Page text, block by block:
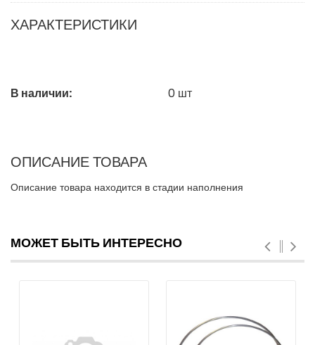
ХАРАКТЕРИСТИКИ
В наличии: 0 шт
ОПИСАНИЕ ТОВАРА
Описание товара находится в стадии наполнения
МОЖЕТ БЫТЬ ИНТЕРЕСНО